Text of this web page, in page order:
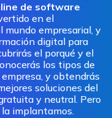
de software
en el
mundo empresarial, y
digital para
el porqué y el
los tipos de
y obtendrás
soluciones del
y neutral. Pero
implantamos.